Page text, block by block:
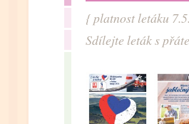
{ platnost letáku
Sdílejte leták s